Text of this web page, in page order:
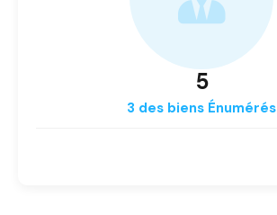
5
3 des biens Énumérés